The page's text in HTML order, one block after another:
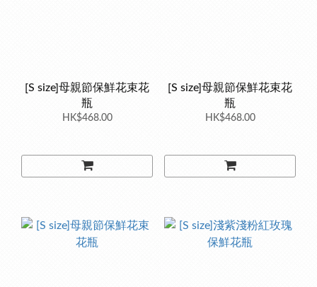
[S size]母親節保鮮花束花
瓶
HK$468.00
[S size]母親節保鮮花束花
瓶
HK$468.00